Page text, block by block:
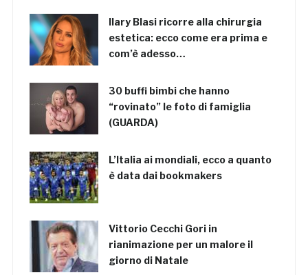
Ilary Blasi ricorre alla chirurgia
estetica: ecco come era prima e
com’è adesso…
30 buffi bimbi che hanno
“rovinato” le foto di famiglia
(GUARDA)
L’Italia ai mondiali, ecco a quanto
è data dai bookmakers
Vittorio Cecchi Gori in
rianimazione per un malore il
giorno di Natale